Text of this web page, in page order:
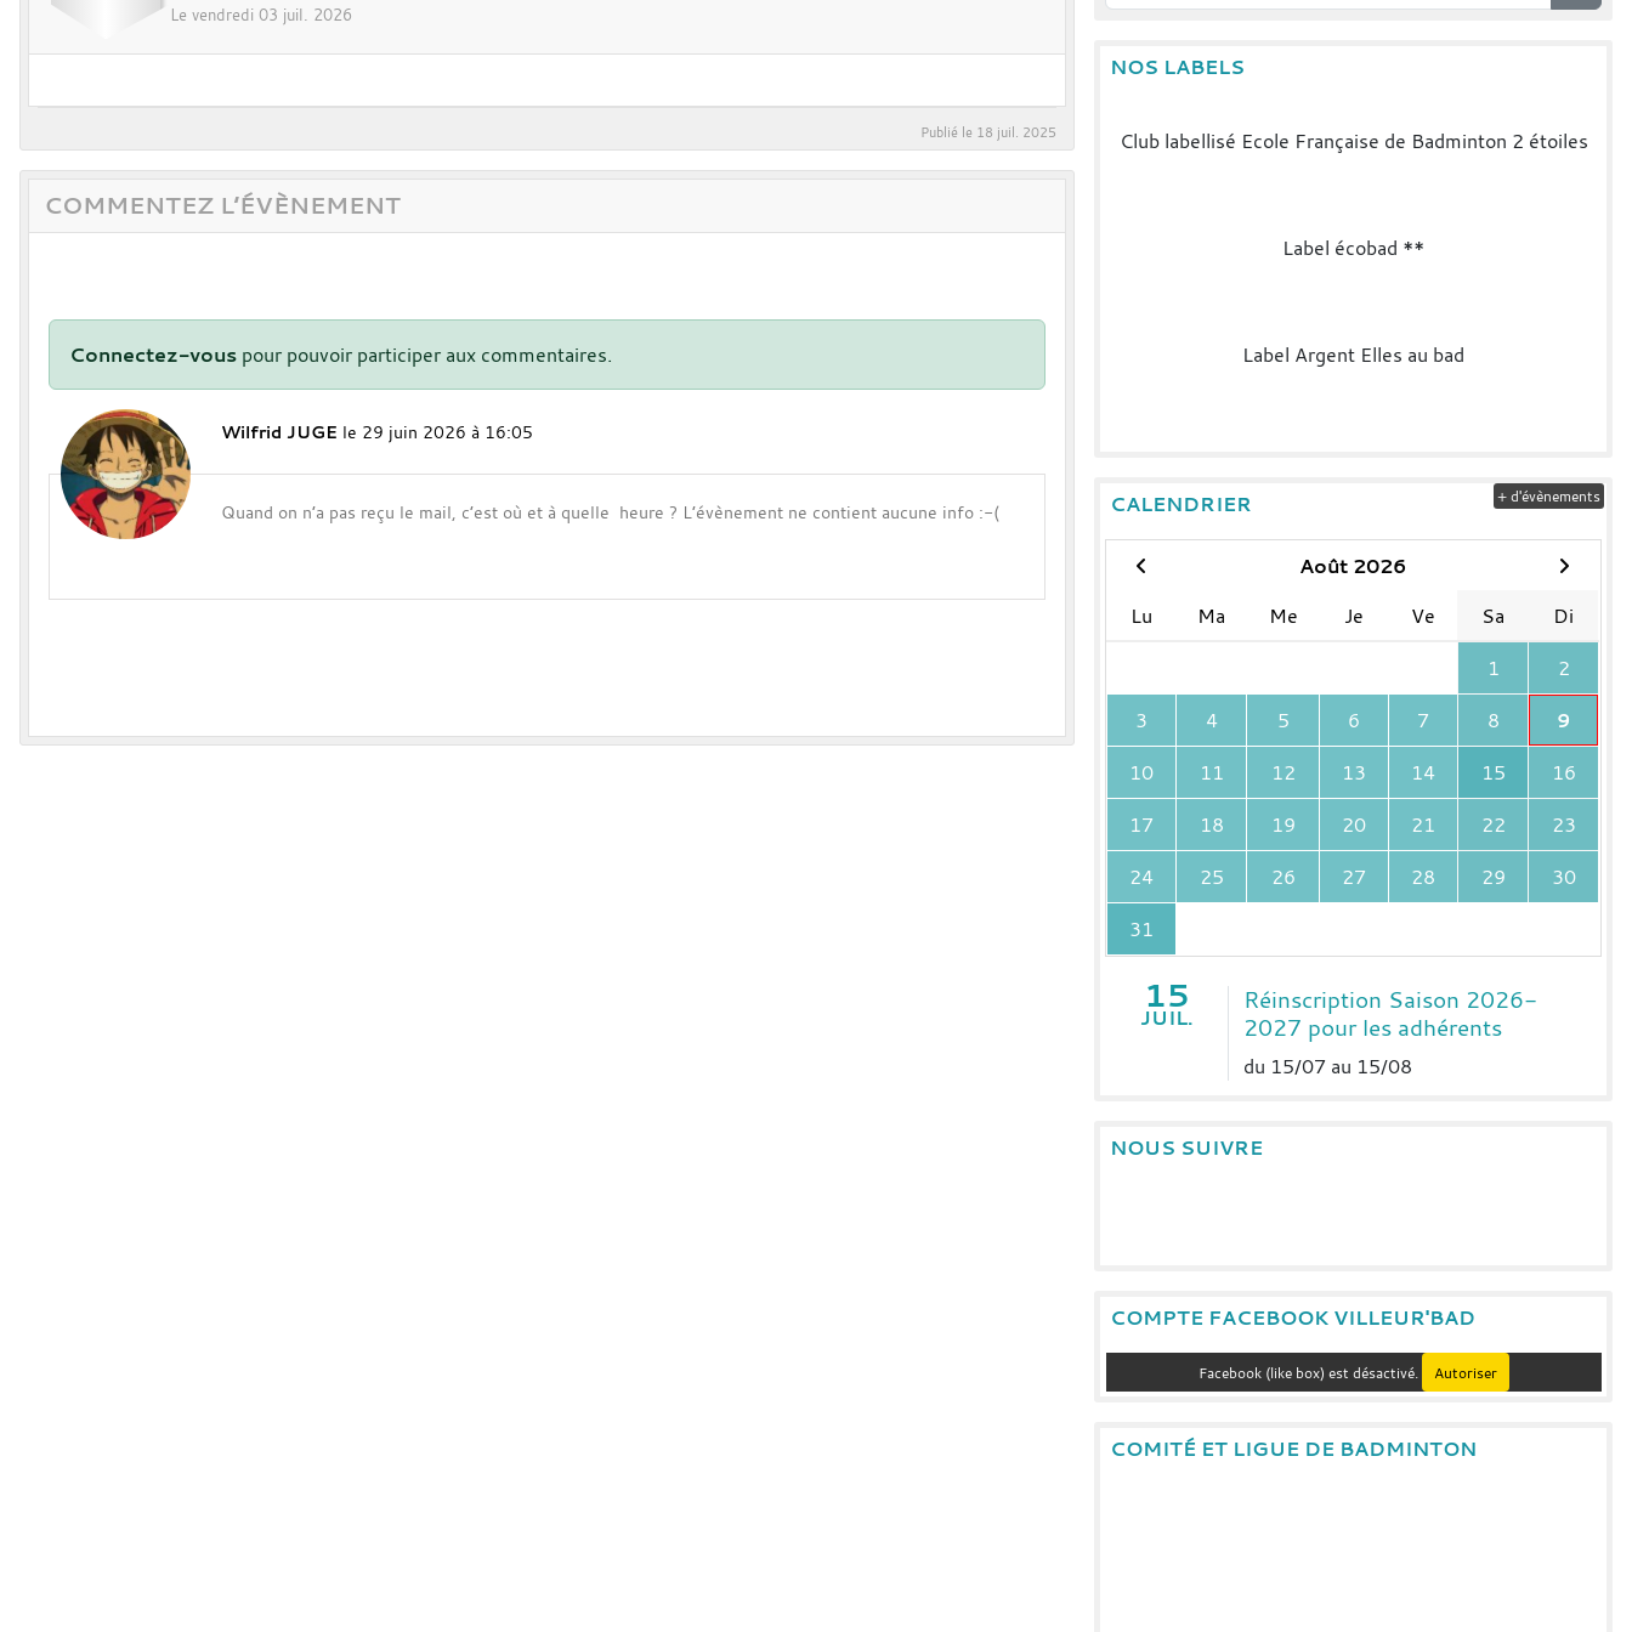
Le vendredi 03 juil. 2026
Publié le 18 juil. 2025
COMMENTEZ L’ÉVÈNEMENT
Connectez-vous pour pouvoir participer aux commentaires.
Wilfrid JUGE le 29 juin 2026 à 16:05
Quand on n’a pas reçu le mail, c’est où et à quelle heure ? L’évènement ne contient aucune info :-(
NOS LABELS
Club labellisé Ecole Française de Badminton 2 étoiles
Label écobad **
Label Argent Elles au bad
CALENDRIER
Août 2026
Lu
Ma Me Je Ve Sa
Di
1
2
3
4 5 6 7 8
9
10
11 12 13 14 15
16
17
18 19 20 21 22
23
24
25 26 27 28 29
30
31
15
JUIL.
Réinscription Saison 2026-
2027 pour les adhérents
du 15/07 au 15/08
+ d'évènements
NOUS SUIVRE
COMPTE FACEBOOK VILLEUR'BAD
Facebook (like box) est désactivé. Autoriser
COMITÉ ET LIGUE DE BADMINTON